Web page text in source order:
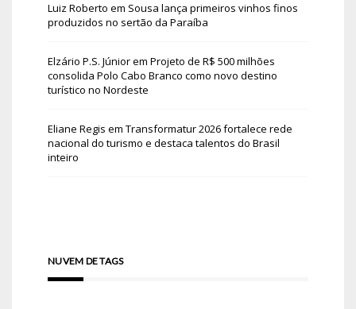
Luiz Roberto em Sousa lança primeiros vinhos finos
produzidos no sertão da Paraíba
Elzário P.S. Júniorem Projeto de R$ 500 milhões
consolida Polo Cabo Branco como novo destino
turístico no Nordeste
Eliane Regis em Transformatur 2026 fortalece rede
nacional do turismo e destaca talentos do Brasil
inteiro
NUVEM DE TAGS